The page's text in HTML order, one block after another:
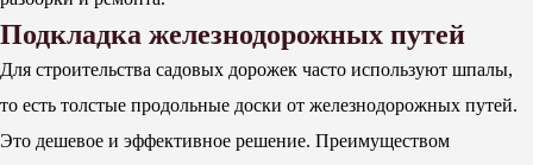
Подкладка железнодорожных путей
Для строительства садовых дорожек часто используют шпалы,
то есть толстые продольные доски от железнодорожных путей.
Это дешевое и эффективное решение. Преимуществом